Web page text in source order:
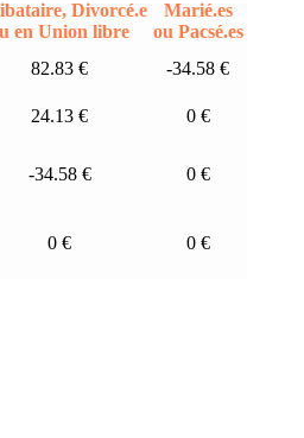
Divorcé.e
en Union libre
Marié.es
ou Pacsé.es
82.83 €
-34.58 €
24.13 €
0 €
-34.58 € 0 €
0 € 0 €